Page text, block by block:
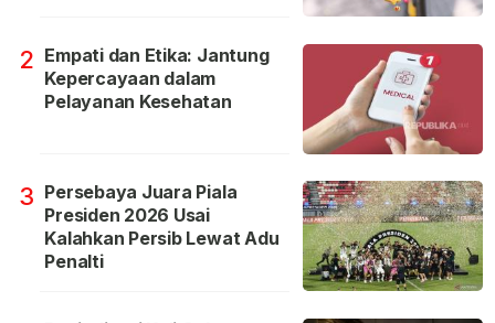
2 Empati dan Etika: Jantung
Kepercayaan dalam
Pelayanan Kesehatan
3 Persebaya Juara Piala
Presiden 2026 Usai
Kalahkan Persib Lewat Adu
Penalti